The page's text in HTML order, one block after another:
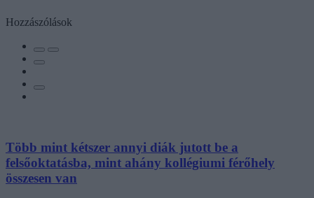
Hozzászólások
Több mint kétszer annyi diák jutott be a
felsőoktatásba, mint ahány kollégiumi férőhely
összesen van